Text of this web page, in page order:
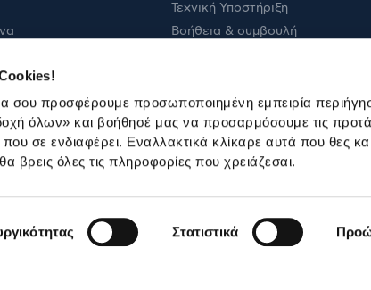
σου προσφέρουμε προσωποποιημένη εμπειρία
όλων» και βοήθησέ μας να προσαρμόσουμε τις
σε ενδιαφέρει. Εναλλακτικά κλίκαρε αυτά που θες
θα βρεις όλες τις πληροφορίες που χρειάζεσαι.
Στατιστικά
Τεχνική Υποστήριξη
Βοήθεια & συμβουλή
Όροι εμπορικών ενεργειών
Καταστήματα